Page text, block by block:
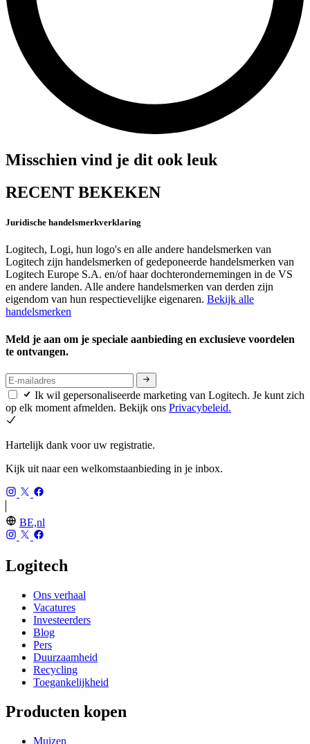
Misschien vind je dit ook leuk
RECENT BEKEKEN
Juridische handelsmerkverklaring
Logitech, Logi, hun logo's en alle andere handelsmerken van
Logitech zijn handelsmerken of gedeponeerde handelsmerken van
Logitech Europe S.A. en/of haar dochterondernemingen in de VS
en andere landen. Alle andere handelsmerken van derden zijn
eigendom van hun respectievelijke eigenaren. Bekijk alle
handelsmerken
Meld je aan om je speciale aanbieding en exclusieve voordelen
te ontvangen.
Ik wil gepersonaliseerde marketing van Logitech. Je kunt zich
op elk moment afmelden. Bekijk ons Privacybeleid.
Hartelijk dank voor uw registratie.
Kijk uit naar een welkomstaanbieding in je inbox.
BE,nl
Logitech
Ons verhaal
Vacatures
Investeerders
Blog
Pers
Duurzaamheid
Recycling
Toegankelijkheid
Producten kopen
Muizen